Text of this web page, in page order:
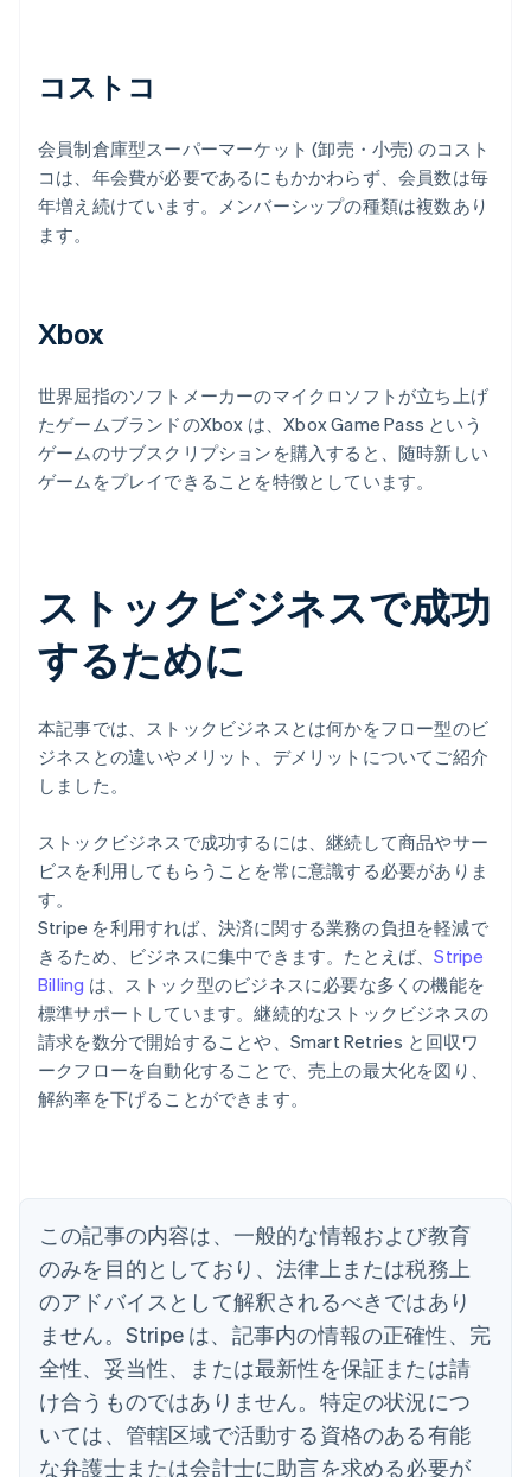
コストコ
会員制倉庫型スーパーマーケット (卸売・小売) のコスト
コは、年会費が必要であるにもかかわらず、会員数は毎
年増え続けています。メンバーシップの種類は複数あり
ます。
Xbox
世界屈指のソフトメーカーのマイクロソフトが立ち上げ
たゲームブランドのXbox は、Xbox Game Pass という
ゲームのサブスクリプションを購入すると、随時新しい
ゲームをプレイできることを特徴としています。
ストックビジネスで成功
するために
本記事では、ストックビジネスとは何かをフロー型のビ
ジネスとの違いやメリット、デメリットについてご紹介
しました。
ストックビジネスで成功するには、継続して商品やサー
ビスを利用してもらうことを常に意識する必要がありま
す。
Stripe を利用すれば、決済に関する業務の負担を軽減で
きるため、ビジネスに集中できます。たとえば、Stripe
Billing は、ストック型のビジネスに必要な多くの機能を
標準サポートしています。継続的なストックビジネスの
請求を数分で開始することや、Smart Retries と回収ワ
ークフローを自動化することで、売上の最大化を図り、
解約率を下げることができます。
この記事の内容は、一般的な情報および教育
のみを目的としており、法律上または税務上
のアドバイスとして解釈されるべきではあり
ません。Stripe は、記事内の情報の正確性、完
全性、妥当性、または最新性を保証または請
け合うものではありません。特定の状況につ
いては、管轄区域で活動する資格のある有能
な弁護士または会計士に助言を求める必要が
アイルランド
English
アメリカ
イギリス
イタリア
Italiano English
インド
English
エストニア
English
オーストラリア
English
オーストリア
Deutsch English